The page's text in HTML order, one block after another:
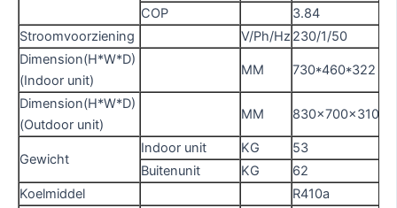
COP
3.84
Stroomvoorziening
V/Ph/Hz 230/1/50
Dimension(H*W*D)
(Indoor unit)
MM 730*460*322
Dimension(H*W*D)
(Outdoor unit)
MM 830x700x310
Gewicht
Indoor unit KG 53
Buitenunit
KG 62
Koelmiddel
R410a